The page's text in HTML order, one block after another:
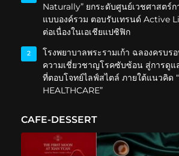
Naturally” ยกระดับศูนย์เวชศาสตร์
แบบองค์รวม ตอบรับเทรนด์ Active
ต่อเนื่องในเอเชียแปซิฟิก
2
โรงพยาบาลพระรามเก้า ฉลองครบร
ความเชี่ยวชาญโรคซับซ้อน สู่การดูแ
ที่ตอบโจทย์ไลฟ์สไตล์ ภายใต้แนวคิด
HEALTHCARE”
CAFE-DESSERT